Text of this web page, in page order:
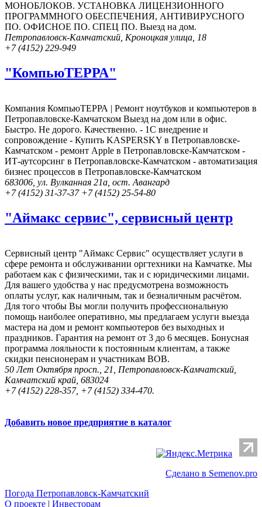
МОНОБЛОКОВ. УСТАНОВКА ЛИЦЕНЗИОННОГО
ПРОГРАММНОГО ОБЕСПЕЧЕНИЯ, АНТИВИРУСНОГО
ПО. ОФИСНОЕ ПО. СПЕЦ ПО. Выезд на дом.
Петропавловск-Камчатский, Кроноцкая улица, 18
+7 (4152) 229-949
"КомпьюТЕРРА"
Компания КомпьюТЕРРА | Ремонт ноутбуков и компьютеров в
Петропавловске-Камчатском Выезд на дом или в офис.
Быстро. Не дорого. Качественно. - 1С внедрение и
сопровождение - Купить KASPERSKY в Петропавловске-
Камчатском - ремонт Apple в Петропавловске-Камчатском -
ИТ-аутсорсинг в Петропавловске-Камчатском - автоматизация
бизнес процессов в Петропавловске-Камчатском
683006, ул. Вулканная 21а, ост. Авангард
+7 (4152) 31-37-37 +7 (4152) 25-54-80
"Аймакс сервис", сервисный центр
Сервисный центр "Аймакс Сервис" осуществляет услуги в
сфере ремонта и обслуживании оргтехники на Камчатке. Мы
работаем как с физическими, так и с юридическими лицами.
Для вашего удобства у нас предусмотрена возможность
оплаты услуг, как наличным, так и безналичным расчётом.
Для того чтобы Вы могли получить профессиональную
помощь наиболее оперативно, мы предлагаем услуги выезда
мастера на дом и ремонт компьютеров без выходных и
праздников. Гарантия на ремонт от 3 до 6 месяцев. Бонусная
программа лояльности к постоянным клиентам, а также
скидки пенсионерам и участникам ВОВ.
50 Лет Октября просп., 21, Петропавловск-Камчатский,
Камчатский край, 683024
+7 (4152) 228-357, +7 (4152) 334-470.
Добавить новое предприятие в каталог
Сделано в Semenov.pro
Погода Петропавловск-Камчатский
О проекте | Инвесторам